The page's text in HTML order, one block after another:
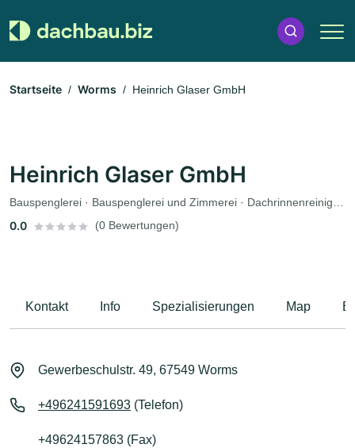
Startseite Worms Heinrich Glaser GmbH
Heinrich Glaser GmbH
Bauspenglerei · Bauspenglerei und Zimmerei · Dachrinnenreinigung
0.0 (0 Bewertungen)
Kontakt Info Spezialisierungen Map
Gewerbeschulstr. 49, 67549 Worms
+496241591693 (Telefon)
+49624157863 (Fax)